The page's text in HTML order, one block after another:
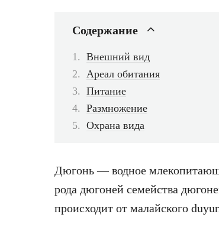
Содержание
Внешний вид
Ареал обитания
Питание
Размножение
Охрана вида
Дюгонь — водное
рода дюгоней семейства
происходит от малайского